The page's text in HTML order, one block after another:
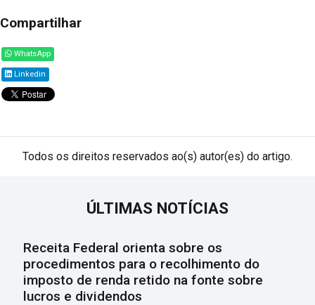
Compartilhar
WhatsApp
Linkedin
Todos os direitos reservados ao(s) autor(es) do artigo.
ÚLTIMAS NOTÍCIAS
Receita Federal orienta sobre os
procedimentos para o recolhimento do
imposto de renda retido na fonte sobre
lucros e dividendos